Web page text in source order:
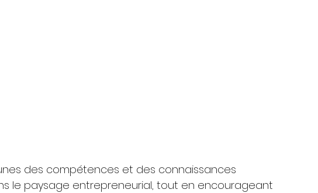
des compétences et des connaissances
le paysage entrepreneurial, tout en encourageant